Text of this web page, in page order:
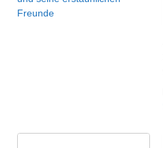
Freunde